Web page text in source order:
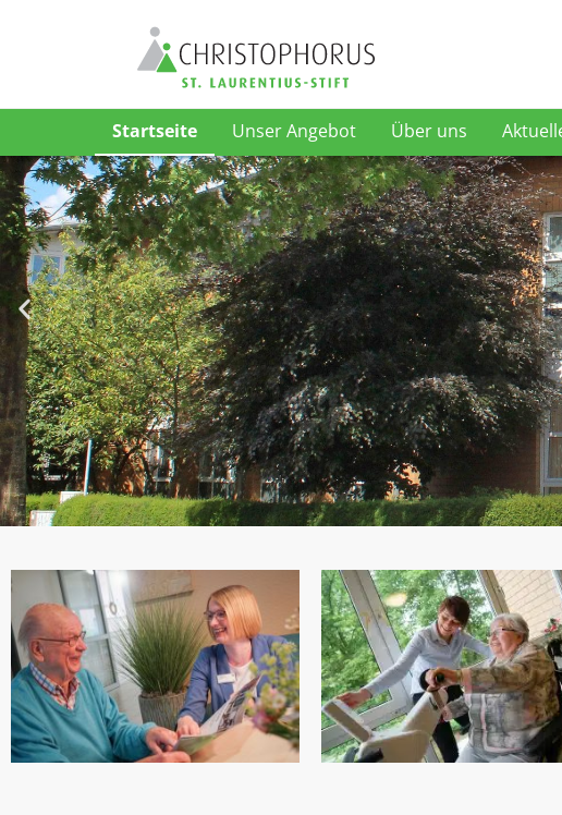
Startseite Unser Angebot Über uns
VERBUNDEN
Das St. Laurentius-Stift befindet
einem kleinem idyllischen Fluss,
Gemeinde Anna-Katharina im